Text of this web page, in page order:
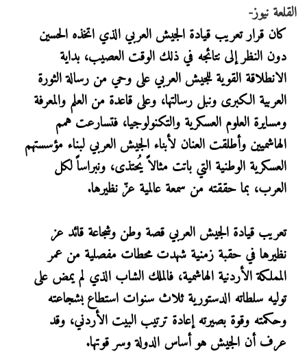
القلعة نيوز-
كان قرار تعريب قيادة الجيش العربي الذي اتخذه الحسين
دون النظر إلى نتائجه في ذلك الوقت العصيب، بداية
الانطلاقة القوية للجيش العربي على وحي من رسالة الثورة
العربية الكبرى ونبل رسالتها، وعلى قاعدة من العلم والمعرفة
ومسايرة العلوم العسكرية والتكنولوجيا، فتسارعت همم
الهاشميين وأطلقت العنان لأبناء الجيش العربي لبناء مؤسستهم
العسكرية الوطنية التي باتت مثالاً يُحتذى، ونبراساً لكل
العرب، بما حققته من سمعة عالمية عزّ نظيرها.
تعريب قيادة الجيش العربي قصة وطن وشجاعة قائد عز
نظيرها في حقبة زمنية شهدت محطات مفصلية من عمر
المملكة الأردنية الهاشمية، فالملك الشاب الذي لم يمض على
توليه سلطاته الدستورية ثلاث سنوات استطاع بشجاعته
وحكمته وقوة بصيرته إعادة ترتيب البيت الأردني، وقد
عرف أن الجيش هو أساس الدولة وسر قوتها.